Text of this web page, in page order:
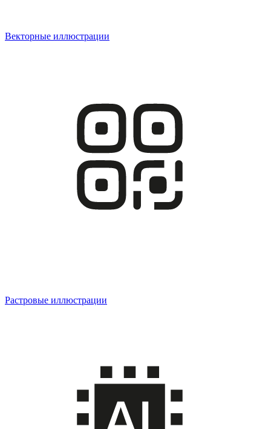
Векторные иллюстрации
Растровые иллюстрации